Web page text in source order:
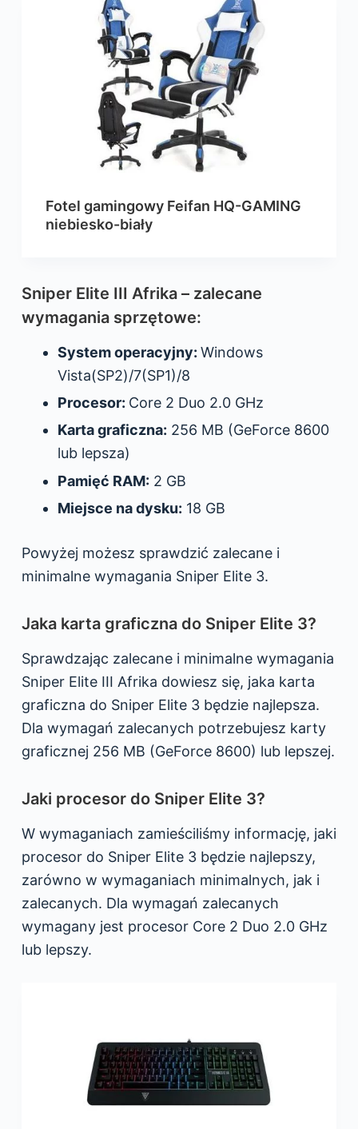
Fotel gamingowy Feifan HQ-GAMING
niebiesko-biały
Sniper Elite III Afrika – zalecane
wymagania sprzętowe:
System operacyjny: Windows
Vista(SP2)/7(SP1)/8
Procesor: Core 2 Duo 2.0 GHz
Karta graficzna: 256 MB (GeForce 8600
lub lepsza)
Pamięć RAM: 2 GB
Miejsce na dysku: 18 GB
Powyżej możesz sprawdzić zalecane i
minimalne wymagania Sniper Elite 3.
Jaka karta graficzna do Sniper Elite 3?
Sprawdzając zalecane i minimalne wymagania
Sniper Elite III Afrika dowiesz się, jaka karta
graficzna do Sniper Elite 3 będzie najlepsza.
Dla wymagań zalecanych potrzebujesz karty
graficznej 256 MB (GeForce 8600) lub lepszej.
Jaki procesor do Sniper Elite 3?
W wymaganiach zamieściliśmy informację, jaki
procesor do Sniper Elite 3 będzie najlepszy,
zarówno w wymaganiach minimalnych, jak i
zalecanych. Dla wymagań zalecanych
wymagany jest procesor Core 2 Duo 2.0 GHz
lub lepszy.